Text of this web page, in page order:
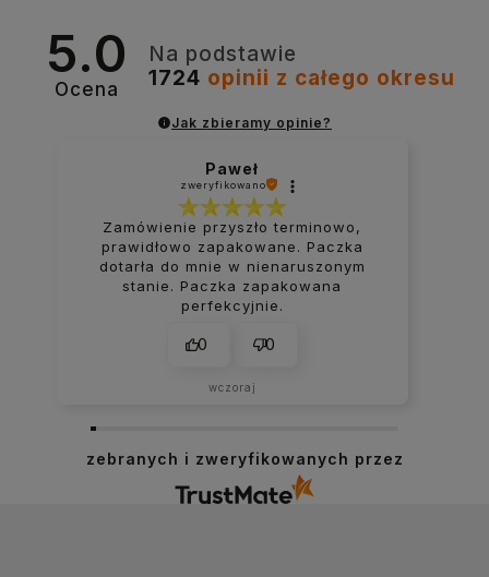
5.0
Ocena
Na podstawie
1724 opinii z całego okresu
Jak zbieramy opinie?
Paweł
zweryfikowano
Zamówienie przyszło terminowo,
prawidłowo zapakowane. Paczka
dotarła do mnie w nienaruszonym
stanie. Paczka zapakowana
perfekcyjnie.
0 0
wczoraj
zebranych i zweryfikowanych przez